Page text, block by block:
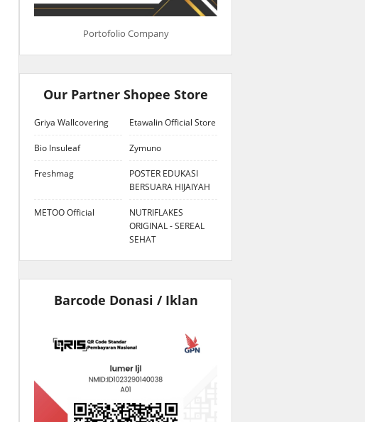
Portofolio Company
Our Partner Shopee Store
Griya Wallcovering Etawalin Official Store
Bio Insuleaf Zymuno
Freshmag
POSTER EDUKASI
BERSUARA HIJAIYAH
METOO Official
NUTRIFLAKES
ORIGINAL - SEREAL
SEHAT
Barcode Donasi / Iklan